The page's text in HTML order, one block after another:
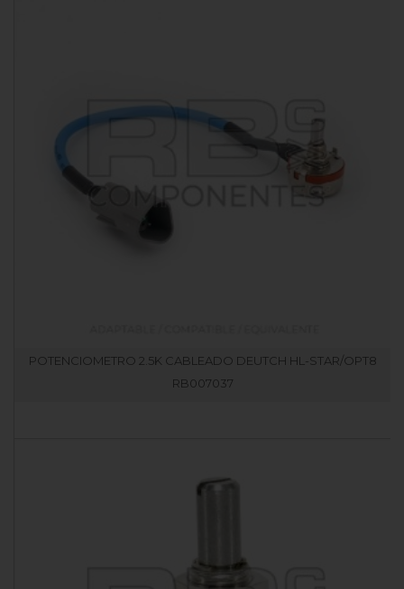
POTENCIOMETRO 2.5K CABLEADO DEUTCH HL-STAR/OPT8
RB007037